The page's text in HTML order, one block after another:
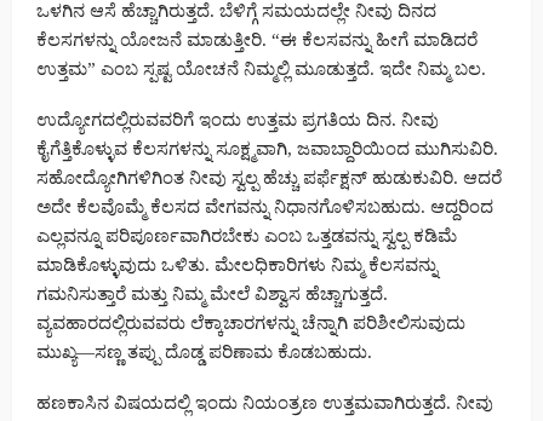
ಒಳಗಿನ ಆಸೆ ಹೆಚ್ಚಾಗಿರುತ್ತದೆ. ಬೆಳಿಗ್ಗೆ ಸಮಯದಲ್ಲೇ ನೀವು ದಿನದ
ಕೆಲಸಗಳನ್ನು ಯೋಜನೆ ಮಾಡುತ್ತೀರಿ. “ಈ ಕೆಲಸವನ್ನು ಹೀಗೆ ಮಾಡಿದರೆ
ಉತ್ತಮ” ಎಂಬ ಸ್ಪಷ್ಟ ಯೋಚನೆ ನಿಮ್ಮಲ್ಲಿ ಮೂಡುತ್ತದೆ. ಇದೇ ನಿಮ್ಮ ಬಲ.
ಉದ್ಯೋಗದಲ್ಲಿರುವವರಿಗೆ ಇಂದು ಉತ್ತಮ ಪ್ರಗತಿಯ ದಿನ. ನೀವು
ಕೈಗೆತ್ತಿಕೊಳ್ಳುವ ಕೆಲಸಗಳನ್ನು ಸೂಕ್ಷ್ಮವಾಗಿ, ಜವಾಬ್ದಾರಿಯಿಂದ ಮುಗಿಸುವಿರಿ.
ಸಹೋದ್ಯೋಗಿಗಳಿಗಿಂತ ನೀವು ಸ್ವಲ್ಪ ಹೆಚ್ಚು ಪರ್ಫೆಕ್ಷನ್ ಹುಡುಕುವಿರಿ. ಆದರೆ
ಅದೇ ಕೆಲವೊಮ್ಮೆ ಕೆಲಸದ ವೇಗವನ್ನು ನಿಧಾನಗೊಳಿಸಬಹುದು. ಆದ್ದರಿಂದ
ಎಲ್ಲವನ್ನೂ ಪರಿಪೂರ್ಣವಾಗಿರಬೇಕು ಎಂಬ ಒತ್ತಡವನ್ನು ಸ್ವಲ್ಪ ಕಡಿಮೆ
ಮಾಡಿಕೊಳ್ಳುವುದು ಒಳಿತು. ಮೇಲಧಿಕಾರಿಗಳು ನಿಮ್ಮ ಕೆಲಸವನ್ನು
ಗಮನಿಸುತ್ತಾರೆ ಮತ್ತು ನಿಮ್ಮ ಮೇಲೆ ವಿಶ್ವಾಸ ಹೆಚ್ಚಾಗುತ್ತದೆ.
ವ್ಯವಹಾರದಲ್ಲಿರುವವರು ಲೆಕ್ಕಾಚಾರಗಳನ್ನು ಚೆನ್ನಾಗಿ ಪರಿಶೀಲಿಸುವುದು
ಮುಖ್ಯ—ಸಣ್ಣ ತಪ್ಪು ದೊಡ್ಡ ಪರಿಣಾಮ ಕೊಡಬಹುದು.
ಹಣಕಾಸಿನ ವಿಷಯದಲ್ಲಿ ಇಂದು ನಿಯಂತ್ರಣ ಉತ್ತಮವಾಗಿರುತ್ತದೆ. ನೀವು